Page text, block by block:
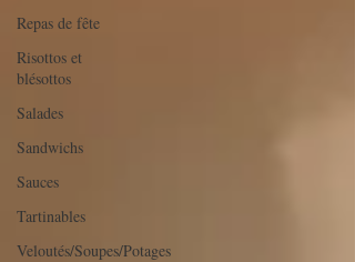
Repas de fête
Risottos et
blésottos
Salades
Sandwichs
Sauces
Tartinables
Veloutés/Soupes/Potages